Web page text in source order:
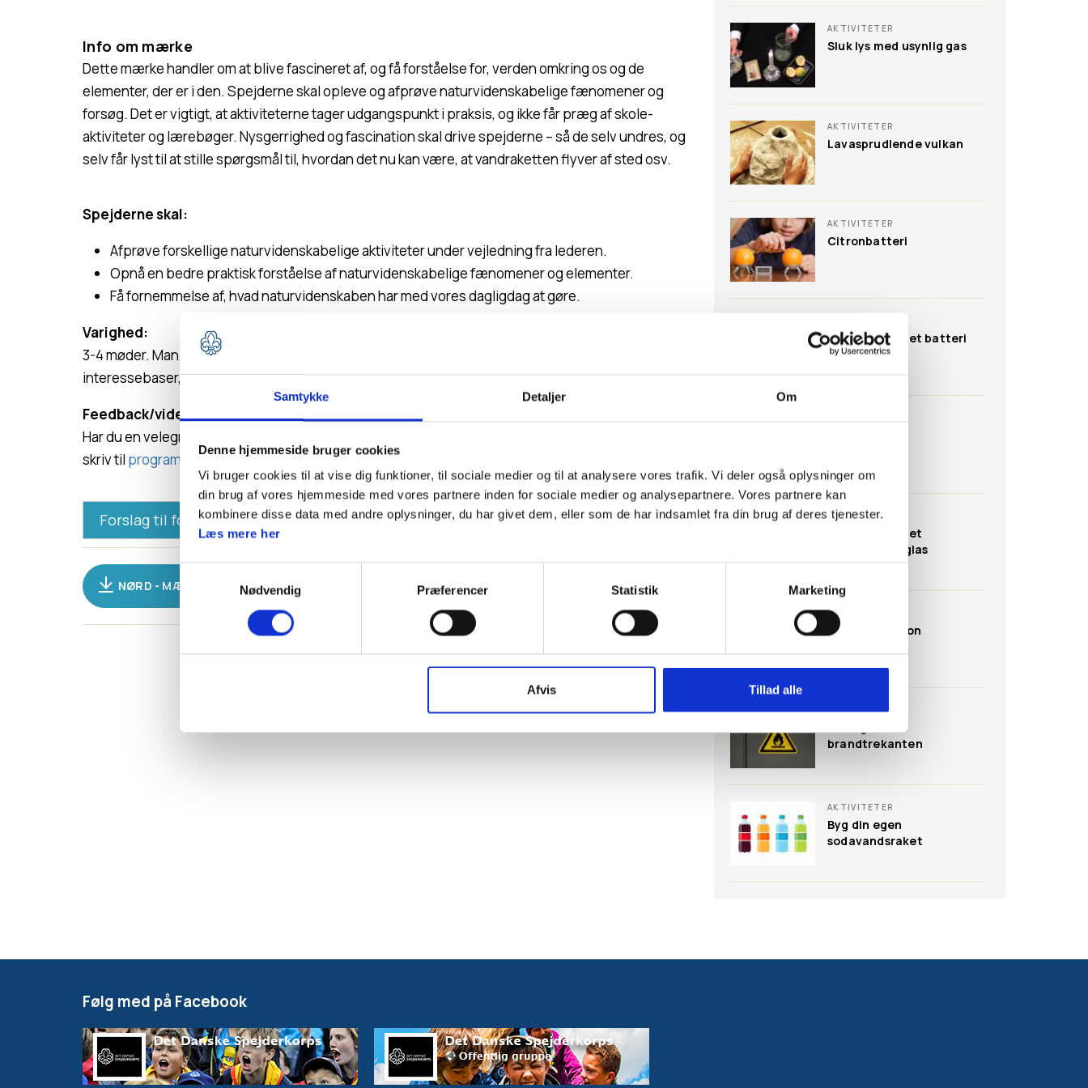
Samtykke Detaljer Om
Denne hjemmeside bruger cookies
Vi bruger cookies til at vise dig funktioner, til sociale medier og til at analysere vores trafik. Vi deler også oplysninger om
din brug af vores hjemmeside med vores partnere inden for sociale medier og analysepartnere. Vores partnere kan
kombinere disse data med andre oplysninger, du har givet dem, eller som de har indsamlet fra din brug af deres tjenester.
Læs mere her
Nødvendig
Præferencer Statistik Marketing
Afvis Tillad alle
Info om mærke
Dette mærke handler om at blive fascineret af, og få forståelse for, verden omkring os og de
elementer, der er i den. Spejderne skal opleve og afprøve naturvidenskabelige fænomener og
forsøg. Det er vigtigt, at aktiviteterne tager udgangspunkt i praksis, og ikke får præg af skole-
aktiviteter og lærebøger. Nysgerrighed og fascination skal drive spejderne – så de selv undres, og
selv får lyst til at stille spørgsmål til, hvordan det nu kan være, at vandraketten flyver af sted osv.
Spejderne skal:
Afprøve forskellige naturvidenskabelige aktiviteter under vejledning fra lederen.
Opnå en bedre praktisk forståelse af naturvidenskabelige fænomener og elementer.
Få fornemmelse af, hvad naturvidenskaben har med vores dagligdag at gøre.
Varighed:
3-4 møder. Man kan lade alle minier arbejde med de samme aktiviteter eller planlægge som
interessebaser, hvor minierne vælger, hvilken aktivitet de er mest interesseret i.
Feedback/videreudvikling af mærket:
Har du en velegnet aktivitet eller en idé til, hvordan mærket kunne tilpasses/videreudvikles? Så
skriv til program@dds.dk
Forslag til forløb
Forløbsforslag:
Møde 1 (Ild)
På dette møde bliver vi klogere på ild. Hvad skal der til for, at noget brænder? Vi lærer om ild-
appelsinlys.
Først skal vi lave aktivitetenkog vand i papirkop. Vi taler om, hvad vi tror, der sker. NB: Den
laver den flotteste vulkan?
Når de er bygget, skal vi have gang i vores vulkanudbrud.
NØRD - MÆRKEBESKRIVELSE
AKTIVITETER
Sluk lys med usynlig gas
AKTIVITETER
Lavasprudlende vulkan
AKTIVITETER
Citronbatteri
Tænd ild med et batteri
AKTIVITETER
Tænd ild med et
forstørrelsesglas
AKTIVITETER
Varmluftsballon
AKTIVITETER
brandtrekanten
AKTIVITETER
Byg din egen
sodavandsraket
Følg med på Facebook